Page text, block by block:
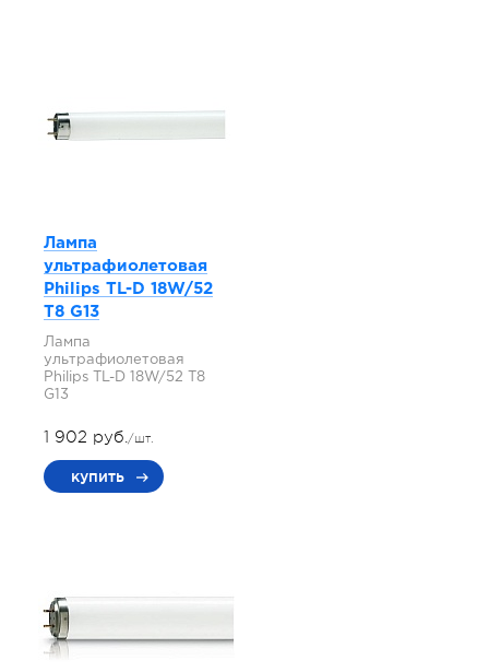
Лампа
ультрафиолетовая
Philips TL-D 18W/52
T8 G13
Лампа
ультрафиолетовая
Philips TL-D 18W/52 T8
G13
1 902 руб./шт.
купить